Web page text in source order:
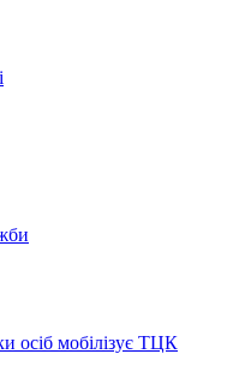
осіб мобілізує ТЦК